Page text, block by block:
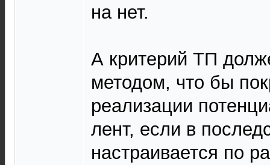
на нет.
А критерий ТП
методом, что бы
реализации
лент, если в
настраивается по